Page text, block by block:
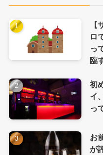
ロ
っ
臨
初
イ
っ
お
が